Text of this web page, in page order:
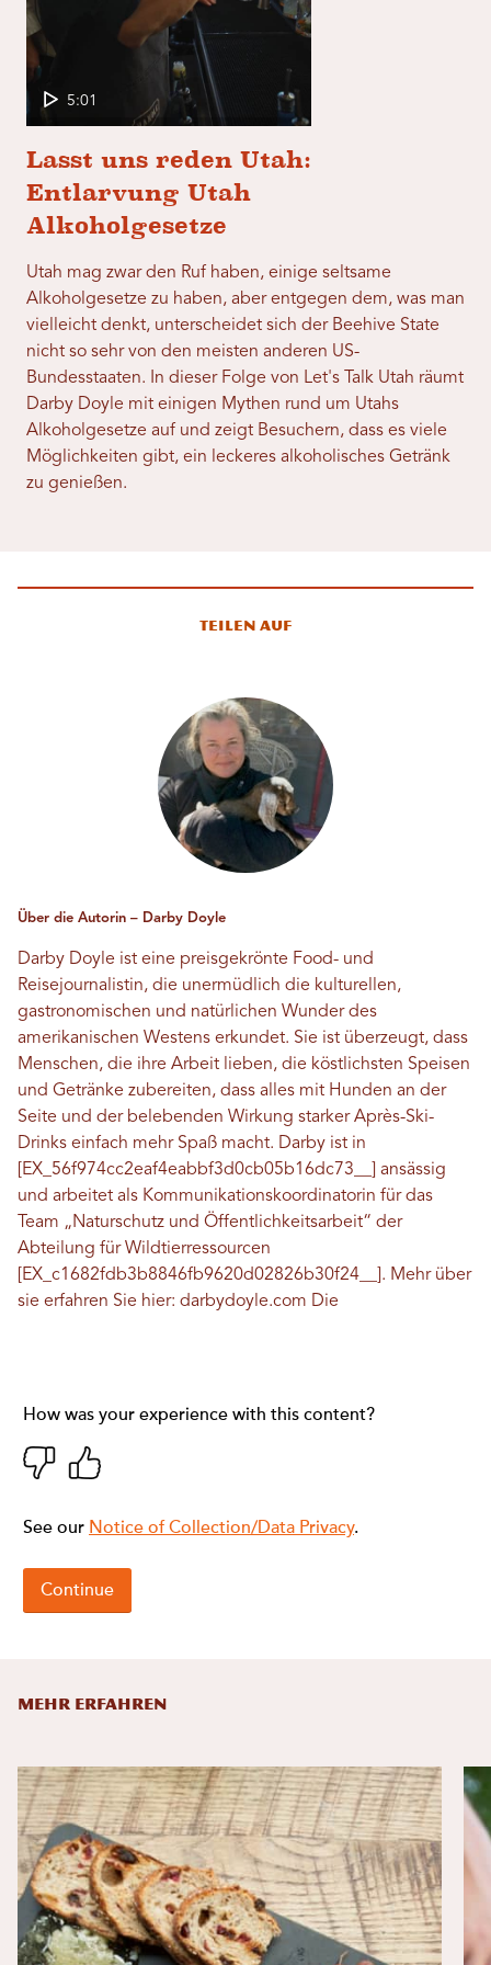
5:01
Lasst uns reden Utah:
Entlarvung Utah
Alkoholgesetze
Utah mag zwar den Ruf haben, einige seltsame
Alkoholgesetze zu haben, aber entgegen dem, was man
vielleicht denkt, unterscheidet sich der Beehive State
nicht so sehr von den meisten anderen US-
Bundesstaaten. In dieser Folge von Let's Talk Utah räumt
Darby Doyle mit einigen Mythen rund um Utahs
Alkoholgesetze auf und zeigt Besuchern, dass es viele
Möglichkeiten gibt, ein leckeres alkoholisches Getränk
zu genießen.
Teilen auf
Über die Autorin – Darby Doyle
Darby Doyle ist eine preisgekrönte Food- und
Reisejournalistin, die unermüdlich die kulturellen,
gastronomischen und natürlichen Wunder des
amerikanischen Westens erkundet. Sie ist überzeugt, dass
Menschen, die ihre Arbeit lieben, die köstlichsten Speisen
und Getränke zubereiten, dass alles mit Hunden an der
Seite und der belebenden Wirkung starker Après-Ski-
Drinks einfach mehr Spaß macht. Darby ist in
[EX_56f974cc2eaf4eabbf3d0cb05b16dc73__] ansässig
und arbeitet als Kommunikationskoordinatorin für das
Team „Naturschutz und Öffentlichkeitsarbeit“ der
Abteilung für Wildtierressourcen
[EX_c1682fdb3b8846fb9620d02826b30f24__]. Mehr über
sie erfahren Sie hier: darbydoyle.com Die
MEHR ERFAHREN